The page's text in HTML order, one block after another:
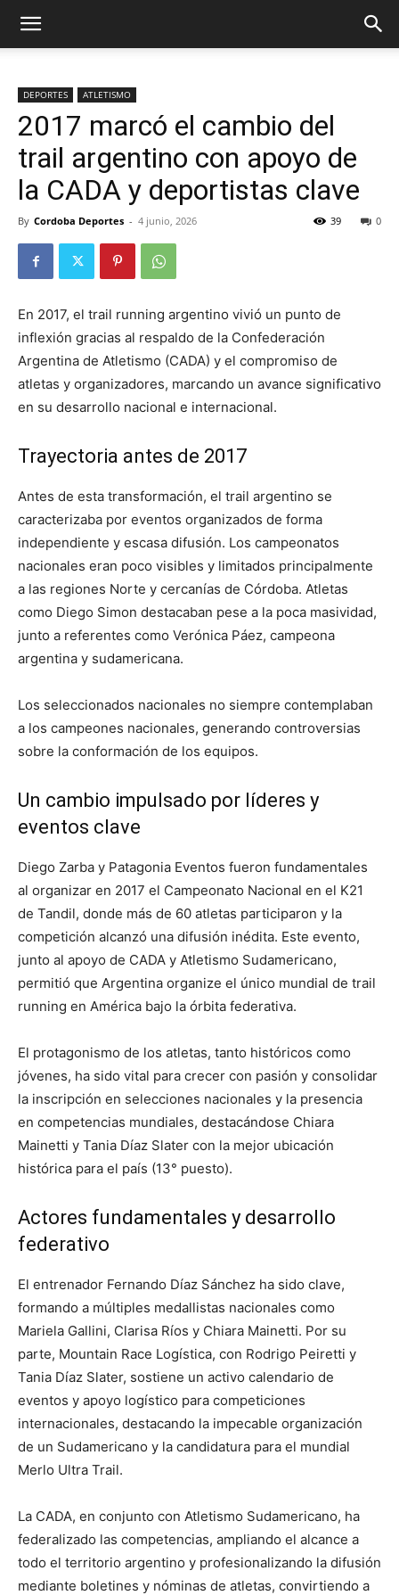
DEPORTES ATLETISMO
2017 marcó el cambio del
trail argentino con apoyo de
la CADA y deportistas clave
By Cordoba Deportes - 4 junio, 2026 0
39
En 2017, el trail running argentino vivió un punto de
inflexión gracias al respaldo de la Confederación
Argentina de Atletismo (CADA) y el compromiso de
atletas y organizadores, marcando un avance significativo
en su desarrollo nacional e internacional.
Trayectoria antes de 2017
Antes de esta transformación, el trail argentino se
caracterizaba por eventos organizados de forma
independiente y escasa difusión. Los campeonatos
nacionales eran poco visibles y limitados principalmente
a las regiones Norte y cercanías de Córdoba. Atletas
como Diego Simon destacaban pese a la poca masividad,
junto a referentes como Verónica Páez, campeona
argentina y sudamericana.
Los seleccionados nacionales no siempre contemplaban
a los campeones nacionales, generando controversias
sobre la conformación de los equipos.
Un cambio impulsado por líderes y
eventos clave
Diego Zarba y Patagonia Eventos fueron fundamentales
al organizar en 2017 el Campeonato Nacional en el K21
de Tandil, donde más de 60 atletas participaron y la
competición alcanzó una difusión inédita. Este evento,
junto al apoyo de CADA y Atletismo Sudamericano,
permitió que Argentina organize el único mundial de trail
running en América bajo la órbita federativa.
El protagonismo de los atletas, tanto históricos como
jóvenes, ha sido vital para crecer con pasión y consolidar
la inscripción en selecciones nacionales y la presencia
en competencias mundiales, destacándose Chiara
Mainetti y Tania Díaz Slater con la mejor ubicación
histórica para el país (13° puesto).
Actores fundamentales y desarrollo
federativo
El entrenador Fernando Díaz Sánchez ha sido clave,
formando a múltiples medallistas nacionales como
Mariela Gallini, Clarisa Ríos y Chiara Mainetti. Por su
parte, Mountain Race Logística, con Rodrigo Peiretti y
Tania Díaz Slater, sostiene un activo calendario de
eventos y apoyo logístico para competiciones
internacionales, destacando la impecable organización
de un Sudamericano y la candidatura para el mundial
Merlo Ultra Trail.
La CADA, en conjunto con Atletismo Sudamericano, ha
federalizado las competencias, ampliando el alcance a
todo el territorio argentino y profesionalizando la difusión
mediante boletines y nóminas de atletas, convirtiendo a